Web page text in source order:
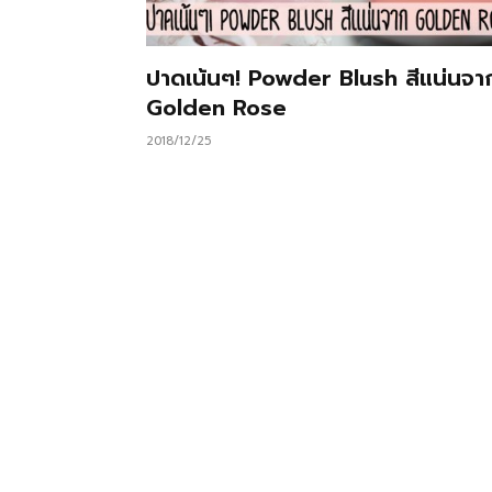
ปาดเน้นๆ! Powder Blush สีแน่นจา
Golden Rose
2018/12/25